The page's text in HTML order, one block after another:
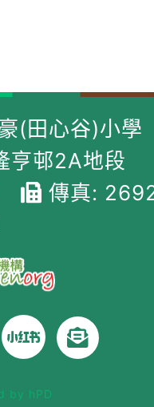
(田心谷)小學
亨邨2A地段
傳真:
by hPD